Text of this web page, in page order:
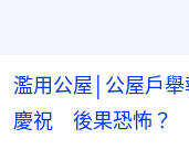
濫用公屋│公屋戶
慶祝 後果恐怖？